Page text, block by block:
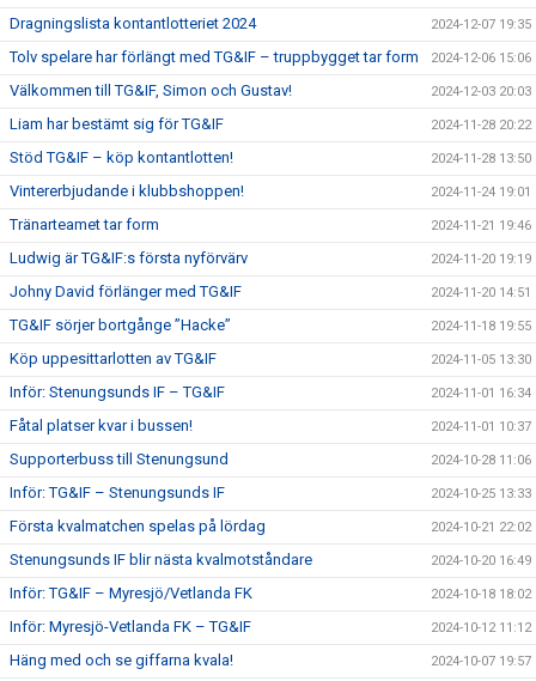
Dragningslista kontantlotteriet 2024 2024-12-07 19:35
Tolv spelare har förlängt med TG&IF – truppbygget tar form 2024-12-06 15:06
Välkommen till TG&IF, Simon och Gustav! 2024-12-03 20:03
Liam har bestämt sig för TG&IF 2024-11-28 20:22
Stöd TG&IF – köp kontantlotten! 2024-11-28 13:50
Vintererbjudande i klubbshoppen! 2024-11-24 19:01
Tränarteamet tar form 2024-11-21 19:46
Ludwig är TG&IF:s första nyförvärv 2024-11-20 19:19
Johny David förlänger med TG&IF 2024-11-20 14:51
TG&IF sörjer bortgånge ”Hacke” 2024-11-18 19:55
Köp uppesittarlotten av TG&IF 2024-11-05 13:30
Inför: Stenungsunds IF – TG&IF 2024-11-01 16:34
Fåtal platser kvar i bussen! 2024-11-01 10:37
Supporterbuss till Stenungsund 2024-10-28 11:06
Inför: TG&IF – Stenungsunds IF 2024-10-25 13:33
Första kvalmatchen spelas på lördag 2024-10-21 22:02
Stenungsunds IF blir nästa kvalmotståndare 2024-10-20 16:49
Inför: TG&IF – Myresjö/Vetlanda FK 2024-10-18 18:02
Inför: Myresjö-Vetlanda FK – TG&IF 2024-10-12 11:12
Häng med och se giffarna kvala! 2024-10-07 19:57